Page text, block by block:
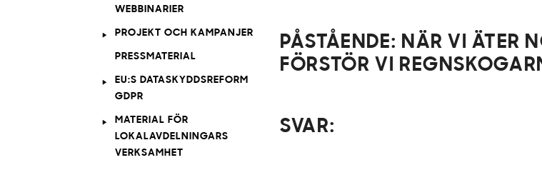
PÅSTÅENDE: NÄR VI ÄTER
FÖRSTÖR VI
SVAR:
WEBBINARIER
PROJEKT OCH KAMPANJER
PRESSMATERIAL
EU:S DATASKYDDSREFORM
GDPR
MATERIAL FÖR
LOKALAVDELNINGARS
VERKSAMHET